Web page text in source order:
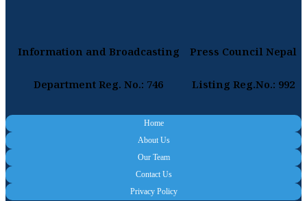
Information and Broadcasting
Department Reg. No.: 746
Press Council Nepal
Listing Reg.No.: 992
Home
About Us
Our Team
Contact Us
Privacy Policy